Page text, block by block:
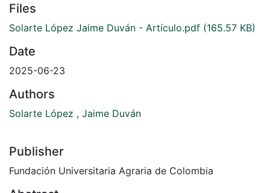
Files
Solarte López Jaime Duván - Artículo.pdf (165.57 KB)
Date
2025-06-23
Authors
Solarte López , Jaime Duván
Publisher
Fundación Universitaria Agraria de Colombia